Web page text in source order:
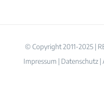
© Copyright 2011-2025 |
Impressum | Datenschutz|